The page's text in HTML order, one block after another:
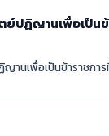
ปฏิญานเพื่อเป็น
านเพื่อเป็นข้าราชกา